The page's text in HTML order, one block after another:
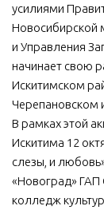
Независимая
Контакты
усилиями
Новосибирской
и Управления
начинает свою
Искитимском
Черепановском
В рамках этой
Искитима 12
слезы, и
«Новоград»
колледж